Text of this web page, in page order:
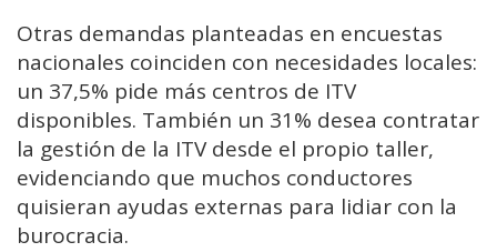
Otras demandas planteadas en encuestas
nacionales coinciden con necesidades locales:
un 37,5% pide más centros de ITV
disponibles. También un 31% desea contratar
la gestión de la ITV desde el propio taller,
evidenciando que muchos conductores
quisieran ayudas externas para lidiar con la
burocracia.